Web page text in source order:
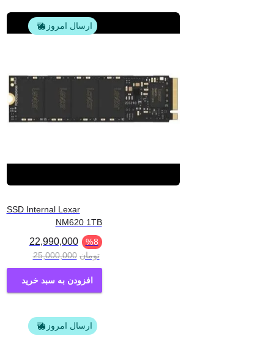
ارسال امروز
SSD Internal Lexar
NM620 1TB
22,990,000 %8
25,000,000 تومان
افزودن به سبد خرید
ارسال امروز